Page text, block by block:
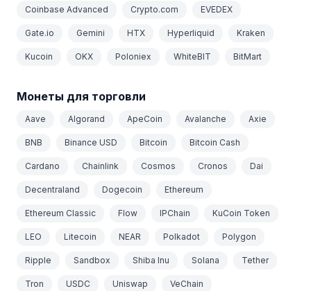
Coinbase Advanced Crypto.com EVEDEX
Gate.io Gemini HTX Hyperliquid Kraken
Kucoin OKX Poloniex WhiteBIT BitMart
Монеты для торговли
Aave Algorand ApeCoin Avalanche Axie
BNB Binance USD Bitcoin Bitcoin Cash
Cardano Chainlink Cosmos Cronos Dai
Decentraland Dogecoin Ethereum
Ethereum Classic Flow IPChain KuCoin Token
LEO Litecoin NEAR Polkadot Polygon
Ripple Sandbox Shiba Inu Solana Tether
Tron USDC Uniswap VeChain